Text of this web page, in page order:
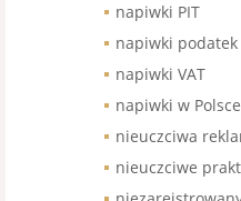
napiwki PIT
napiwki
napiwki VAT
napiwki w
nieuczciwa
nieuczciwe